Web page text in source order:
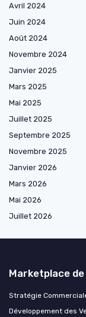
Avril 2024
Juin 2024
Août 2024
Novembre 2024
Janvier 2025
Mars 2025
Mai 2025
Juillet 2025
Septembre 2025
Novembre 2025
Janvier 2026
Mars 2026
Mai 2026
Juillet 2026
Marketplace
Stratégie
Développement des